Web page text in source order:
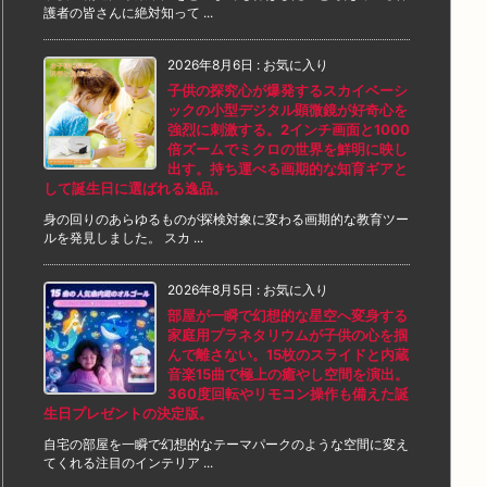
護者の皆さんに絶対知って ...
2026年8月6日 : お気に入り
子供の探究心が爆発するスカイベーシ
ックの小型デジタル顕微鏡が好奇心を
強烈に刺激する。2インチ画面と1000
倍ズームでミクロの世界を鮮明に映し
出す。持ち運べる画期的な知育ギアと
して誕生日に選ばれる逸品。
身の回りのあらゆるものが探検対象に変わる画期的な教育ツー
ルを発見しました。 スカ ...
2026年8月5日 : お気に入り
部屋が一瞬で幻想的な星空へ変身する
家庭用プラネタリウムが子供の心を掴
んで離さない。15枚のスライドと内蔵
音楽15曲で極上の癒やし空間を演出。
360度回転やリモコン操作も備えた誕
生日プレゼントの決定版。
自宅の部屋を一瞬で幻想的なテーマパークのような空間に変え
てくれる注目のインテリア ...